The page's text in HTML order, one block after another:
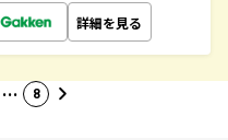
詳細を見る
… 8